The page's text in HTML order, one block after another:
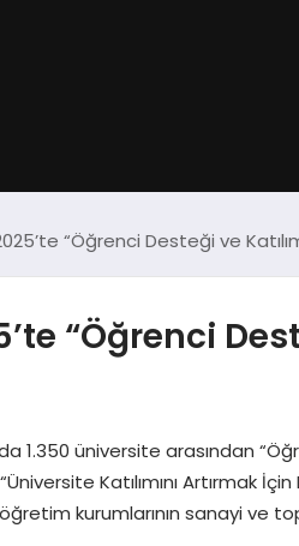
2025’te “Öğrenci Desteği ve
“Öğrenci
1.350 üniversite arasından
Katılımını
kurumlarının sanayi ve